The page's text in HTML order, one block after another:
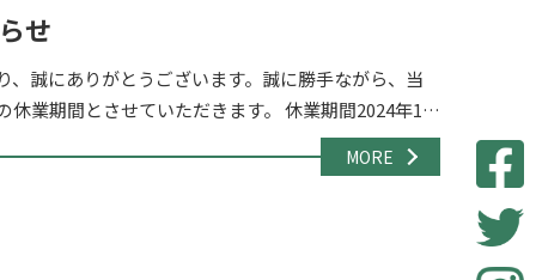
せ
、誠にありがとうございます。誠に勝手ながら、当
休業期間とさせていただきます。 休業期間2024年12
MORE